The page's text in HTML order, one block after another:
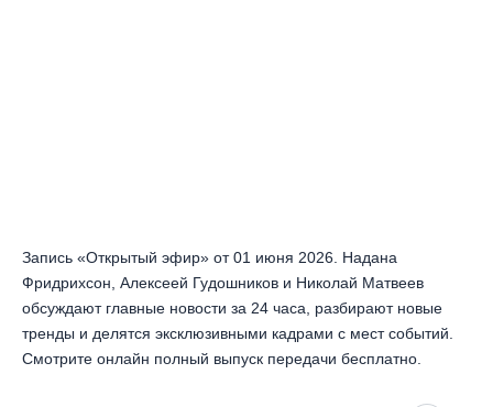
Запись «Открытый эфир» от 01 июня 2026. Надана
Фридрихсон, Алексеей Гудошников и Николай Матвеев
обсуждают главные новости за 24 часа, разбирают новые
тренды и делятся эксклюзивными кадрами с мест событий.
Смотрите онлайн полный выпуск передачи бесплатно.